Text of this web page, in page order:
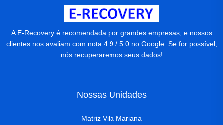
A E-Recovery é recomendada por grandes empresas, e nossos
clientes nos avaliam com nota 4.9 / 5.0 no Google. Se for possível,
nós recuperaremos seus dados!
Nossas Unidades
Matriz Vila Mariana